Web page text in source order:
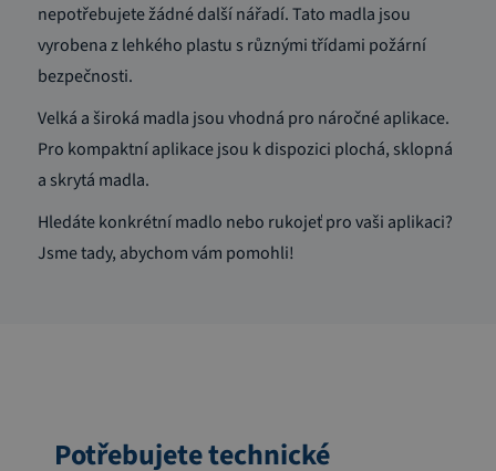
nepotřebujete žádné další nářadí. Tato madla jsou
vyrobena z lehkého plastu s různými třídami požární
bezpečnosti.
Velká a široká madla jsou vhodná pro náročné aplikace.
Pro kompaktní aplikace jsou k dispozici plochá, sklopná
a skrytá madla.
Hledáte konkrétní madlo nebo rukojeť pro vaši aplikaci?
Jsme tady, abychom vám pomohli!
Potřebujete technické